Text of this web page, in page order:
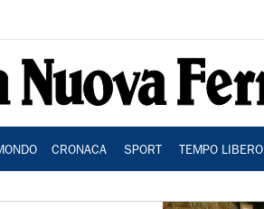
CRONACA SPORT TEMPO LIBERO